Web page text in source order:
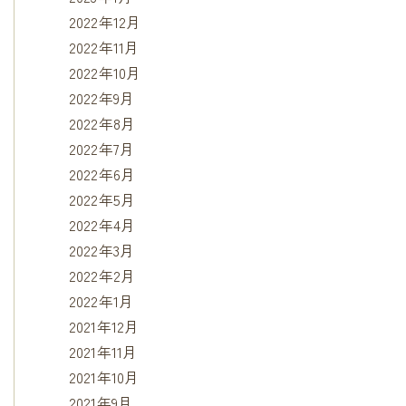
2022年12月
2022年11月
2022年10月
2022年9月
2022年8月
2022年7月
2022年6月
2022年5月
2022年4月
2022年3月
2022年2月
2022年1月
2021年12月
2021年11月
2021年10月